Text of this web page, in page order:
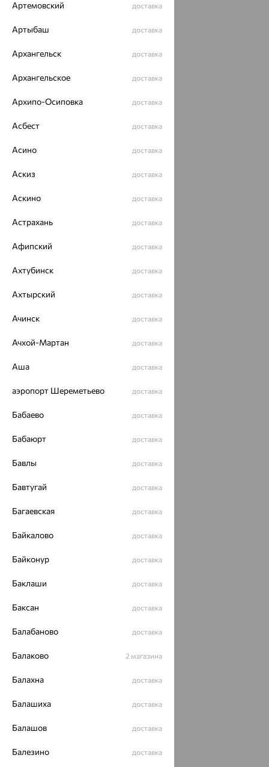
Артемовский доставка
Артыбаш доставка
Архангельск доставка
Архангельское доставка
Архипо-Осиповка доставка
Асбест доставка
Асино доставка
Аскиз доставка
Аскино доставка
Астрахань доставка
Афипский доставка
Ахтубинск доставка
Ахтырский доставка
Ачинск доставка
Ачхой-Мартан доставка
Аша доставка
аэропорт Шереметьево доставка
Бабаево доставка
Бабаюрт доставка
Бавлы доставка
Бавтугай доставка
Багаевская доставка
Байкалово доставка
Байконур доставка
Баклаши доставка
Баксан доставка
Балабаново доставка
Балаково 2 магазина
Балахна доставка
Балашиха доставка
Балашов доставка
Балезино доставка